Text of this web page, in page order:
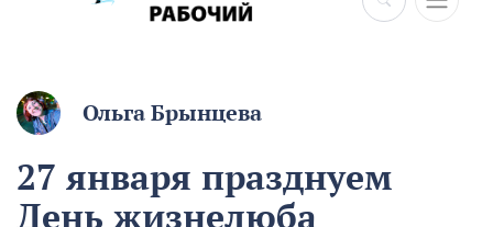
Ольга Брынцева
27 января празднуем
День жизнелюба